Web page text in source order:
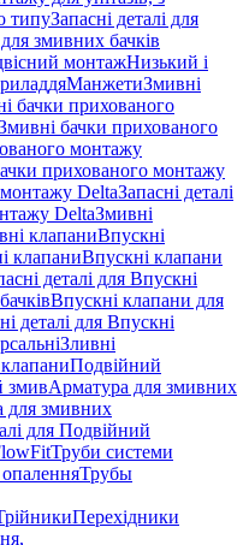
типуЗапасні деталі для
змивних бачків
монтажНизький і
МанжетиЗмивні
бачки прихованого
бачки прихованого
монтажу
прихованого монтажу
DeltaЗапасні деталі
DeltaЗмивні
клапаниВпускні
клапаниВпускні клапани
деталі для Впускні
Впускні клапани для
деталі для Впускні
Зливні
клапаниПодвійний
змивАрматура для змивних
для змивних
для Подвійний
Труби системи
Трубы
Перехідники